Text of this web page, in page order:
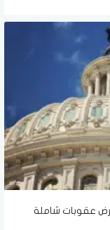
عقوبات شاملة